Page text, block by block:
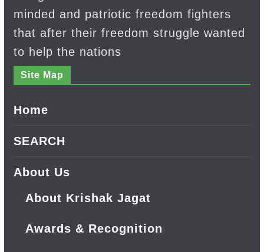
minded and patriotic freedom fighters
that after their freedom struggle wanted
to help the nations
Site Map
Home
SEARCH
About Us
About Krishak Jagat
Awards & Recognition